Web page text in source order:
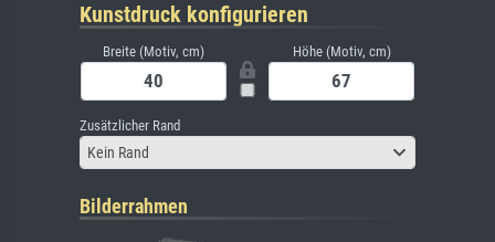
Kunstdruck konfigurieren
Breite (Motiv, cm) Höhe (Motiv, cm)
Zusätzlicher Rand
Kein Rand
Bilderrahmen